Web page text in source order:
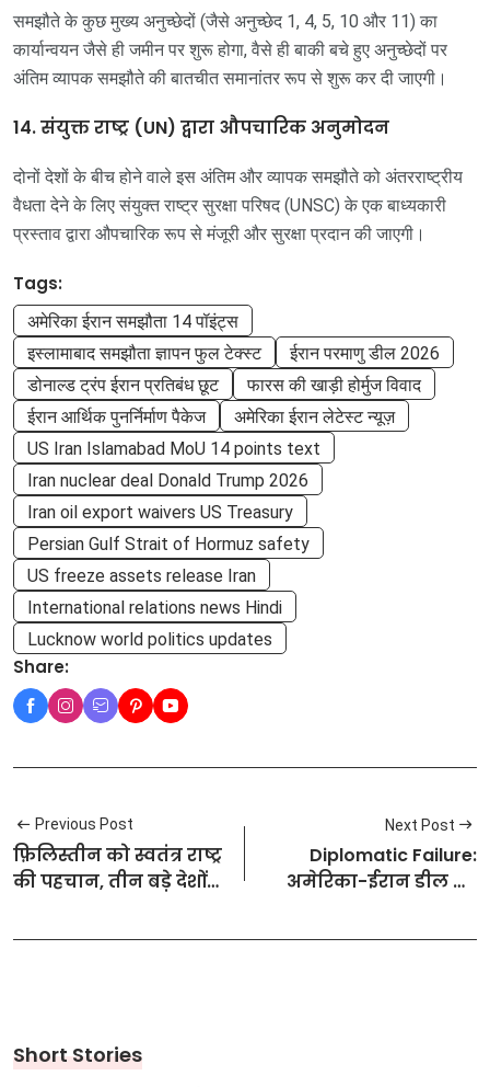
समझौते के कुछ मुख्य अनुच्छेदों (जैसे अनुच्छेद 1, 4, 5, 10 और 11) का
कार्यान्वयन जैसे ही जमीन पर शुरू होगा, वैसे ही बाकी बचे हुए अनुच्छेदों पर
अंतिम व्यापक समझौते की बातचीत समानांतर रूप से शुरू कर दी जाएगी।
14. संयुक्त राष्ट्र (UN) द्वारा औपचारिक अनुमोदन
दोनों देशों के बीच होने वाले इस अंतिम और व्यापक समझौते को अंतरराष्ट्रीय
वैधता देने के लिए संयुक्त राष्ट्र सुरक्षा परिषद (UNSC) के एक बाध्यकारी
प्रस्ताव द्वारा औपचारिक रूप से मंजूरी और सुरक्षा प्रदान की जाएगी।
Tags:
अमेरिका ईरान समझौता 14 पॉइंट्स
इस्लामाबाद समझौता ज्ञापन फुल टेक्स्ट
ईरान परमाणु डील 2026
डोनाल्ड ट्रंप ईरान प्रतिबंध छूट
फारस की खाड़ी होर्मुज विवाद
ईरान आर्थिक पुनर्निर्माण पैकेज
अमेरिका ईरान लेटेस्ट न्यूज़
US Iran Islamabad MoU 14 points text
Iran nuclear deal Donald Trump 2026
Iran oil export waivers US Treasury
Persian Gulf Strait of Hormuz safety
US freeze assets release Iran
International relations news Hindi
Lucknow world politics updates
Share:
Previous Post
फ़िलिस्तीन को स्वतंत्र राष्ट्र
की पहचान, तीन बड़े देशों
कदम
Next Post
Diplomatic Failure:
अमेरिका-ईरान डील का
पाकिस्तान की अंतरराष्ट्रीय
Short Stories